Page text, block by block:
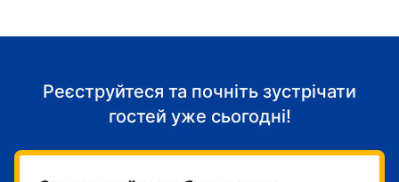
Реєструйтеся та почніть зустрічати
гостей уже сьогодні!